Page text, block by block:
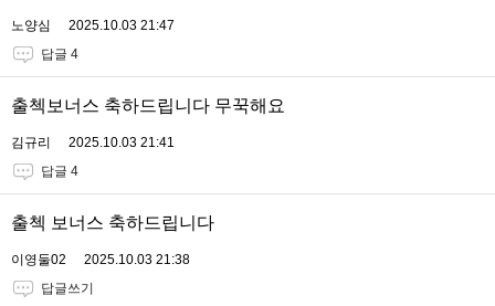
노양심
2025.10.03 21:47
답글 4
출첵보너스 축하드립니다 무꾹해요
김규리
2025.10.03 21:41
답글 4
출첵 보너스 축하드립니다
이영둘02
2025.10.03 21:38
답글쓰기